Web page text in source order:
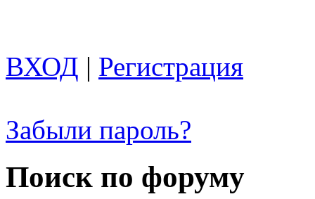
ВХОД | Регистрация
Забыли пароль?
Поиск по форуму